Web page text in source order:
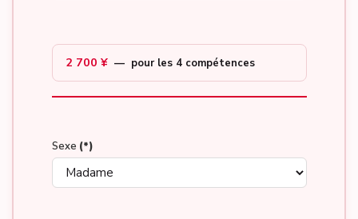
2 700 ¥— pour les 4 compétences
Sexe (*)